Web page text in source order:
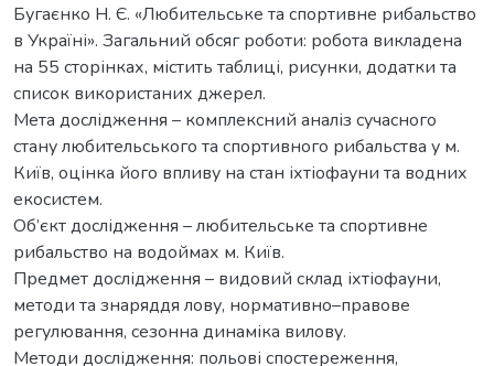
Бугаєнко Н. Є. «Любительське та спортивне рибальство
в Україні». Загальний обсяг роботи: робота викладена
на 55 сторінках, містить таблиці, рисунки, додатки та
список використаних джерел.
Мета дослідження – комплексний аналіз сучасного
стану любительського та спортивного рибальства у м.
Київ, оцінка його впливу на стан іхтіофауни та водних
екосистем.
Об’єкт дослідження – любительське та спортивне
рибальство на водоймах м. Київ.
Предмет дослідження – видовий склад іхтіофауни,
методи та знаряддя лову, нормативно–правове
регулювання, сезонна динаміка вилову.
Методи дослідження: польові спостереження,